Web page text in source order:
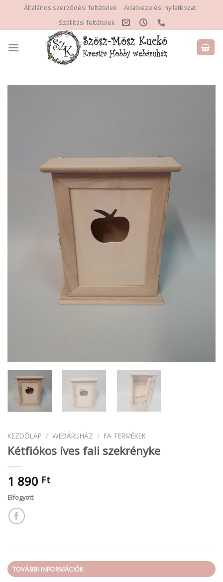
content
Általános szerződési feltételek
Adatkezelési nyilatkozat
Szállítási feltételek
KEZDŐLAP / WEBÁRUHÁZ / FA TERMÉKEK
Kétfiókos íves fali szekrényke
1 890 Ft
Elfogyott
TOVÁBBI INFORMÁCIÓK